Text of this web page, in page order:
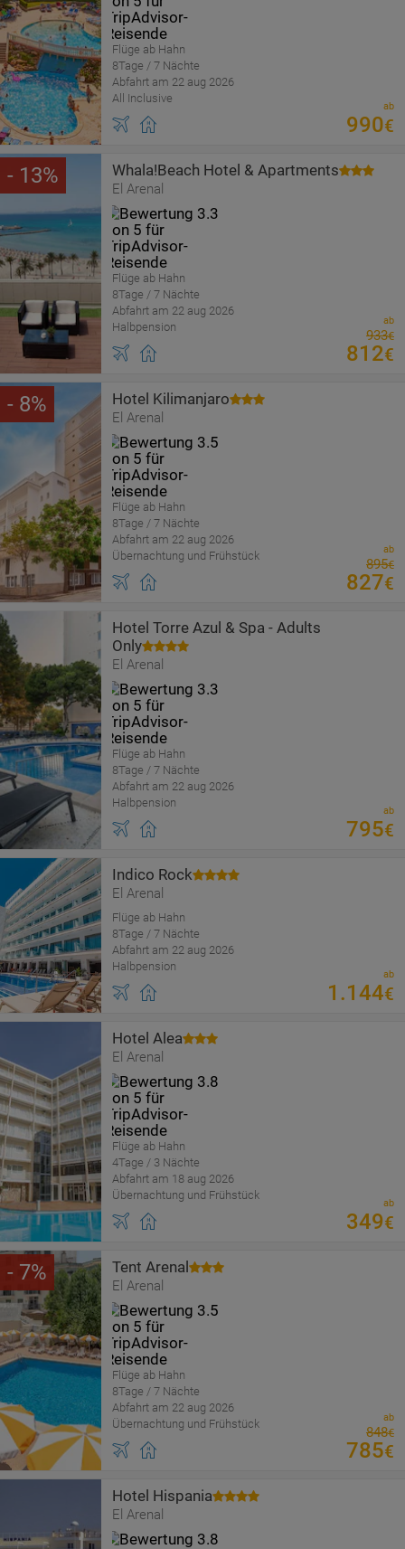
Flüge ab Hahn
8Tage / 7 Nächte
Abfahrt am 22 aug 2026
All Inclusive
ab
990€
13 Whala!Beach Hotel & Apartments
El Arenal
Flüge ab Hahn
8Tage / 7 Nächte
Abfahrt am 22 aug 2026
Halbpension
ab
933€
812€
8 Hotel Kilimanjaro
El Arenal
Flüge ab Hahn
8Tage / 7 Nächte
Abfahrt am 22 aug 2026
Übernachtung und Frühstück
ab
895€
827€
Hotel Torre Azul & Spa - Adults
Only
El Arenal
Flüge ab Hahn
8Tage / 7 Nächte
Abfahrt am 22 aug 2026
Halbpension
ab
795€
Indico Rock
El Arenal
Flüge ab Hahn
8Tage / 7 Nächte
Abfahrt am 22 aug 2026
Halbpension
ab
1 .144€
Hotel Alea
El Arenal
Flüge ab Hahn
4Tage / 3 Nächte
Abfahrt am 18 aug 2026
Übernachtung und Frühstück
ab
349€
7 Tent Arenal
El Arenal
Flüge ab Hahn
8Tage / 7 Nächte
Abfahrt am 22 aug 2026
Übernachtung und Frühstück
ab
848€
785€
Hotel Hispania
El Arenal